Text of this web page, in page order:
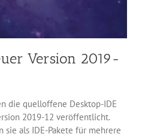
Version 2019-
die quelloffene Desktop-IDE
2019-12 veröffentlicht.
sie als IDE-Pakete für mehrere